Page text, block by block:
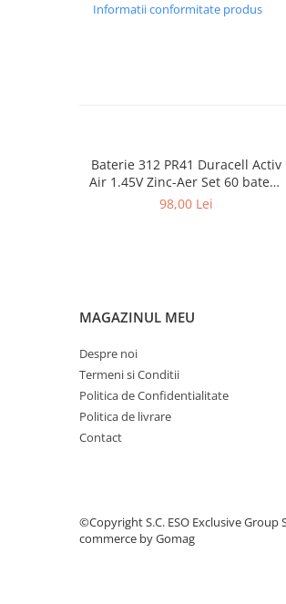
Informatii conformitate produs
Baterie 312 PR41 Duracell Activ
Air 1.45V Zinc-Aer Set 60 baterii
pentru aparate auditive
98,00 Lei
MAGAZINUL MEU
Despre noi
Termeni si Conditii
Politica de Confidentialitate
Politica de livrare
Contact
©Copyright S.C. ESO Exclusive Group
commerce by Gomag